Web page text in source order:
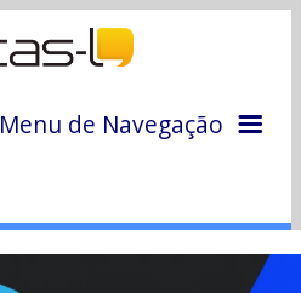
Menu de Navegação